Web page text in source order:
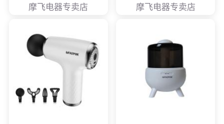
摩飞电器专卖店 摩飞电器专卖店